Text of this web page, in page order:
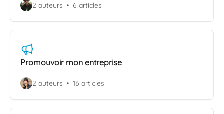
2 auteurs 6 articles
Promouvoir mon entreprise
2 auteurs 16 articles